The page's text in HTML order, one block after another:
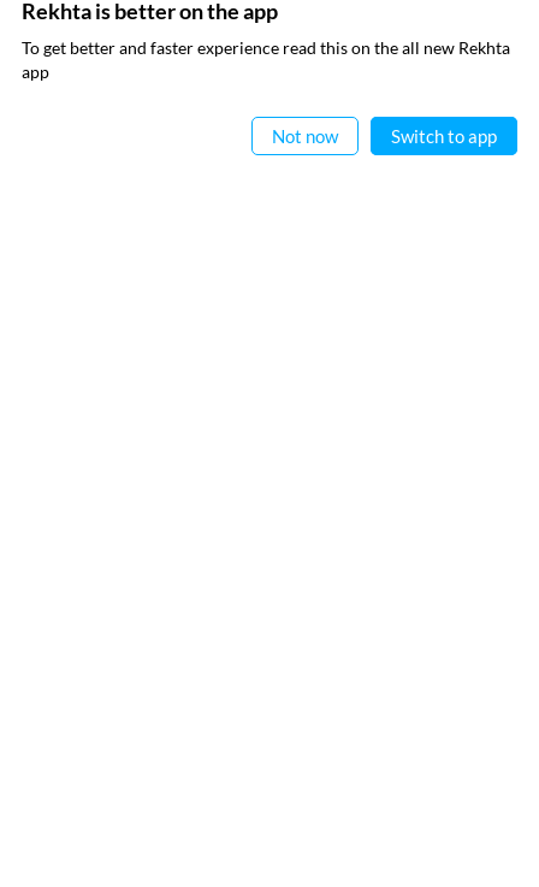
Rekhta is better on the app
To get better and faster experience read this on the all new Rekhta
app
Not now Switch to app